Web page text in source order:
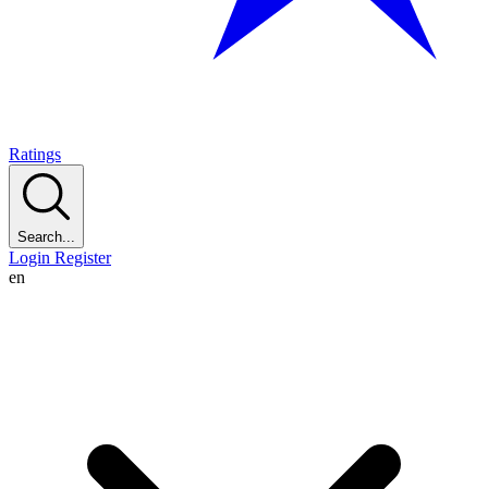
Ratings
Search...
Login Register
en